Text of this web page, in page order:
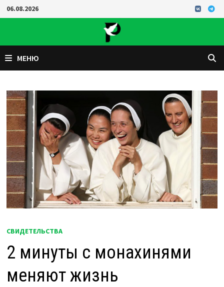
Перейти
к
06.08.2026
МЕНЮ
СВИДЕТЕЛЬСТВА
2 минуты с монахинями
меняют жизнь